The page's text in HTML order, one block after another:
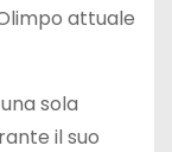
attuale
sola
il suo